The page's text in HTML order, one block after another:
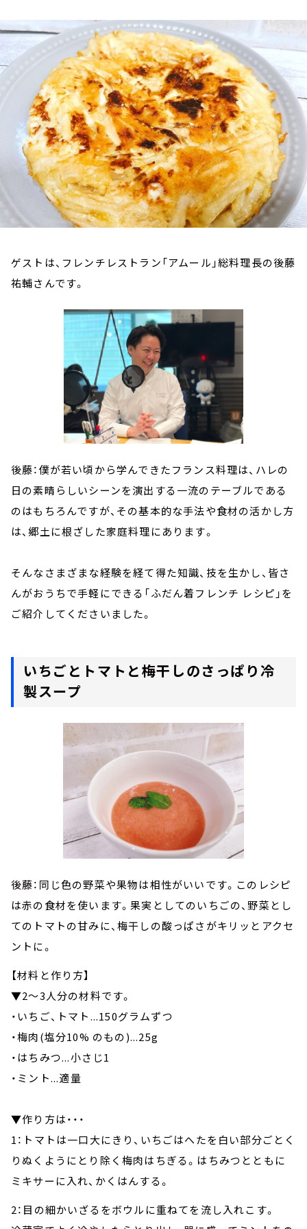
イベント・グッズ
YouTube
会社情報
ゲストは、フレンチレストラン「アムール」総料理長の後藤
祐輔さんです。
後藤：僕が若い頃から学んできたフランス料理は、ハレの
日の素晴らしいシーンを演出する一流のテーブルである
のはもちろんですが、その基本的な手法や食材の活かし方
は、郷土に根ざした家庭料理にあります。
そんなさまざまな経験を経て得た知識、技を生かし、皆さ
んがおうちで手軽にできる「ふだん着フレンチ レシピ」を
ご紹介してくださいました。
いちごとトマトと梅干しのさっぱり冷
製スープ
後藤：同じ色の野菜や果物は相性がいいです。このレシピ
は赤の食材を使います。果実としてのいちごの、野菜とし
てのトマトの甘みに、梅干しの酸っぱさがキリッとアクセ
ントに。
【材料と作り方】
▼2～3人分の材料です。
・いちご、トマト...150グラムずつ
・梅肉(塩分10% のもの)...25g
・はちみつ...小さじ1
・ミント...適量
▼作り方は・・・
1：トマトは一口大にきり、いちごはへたを白い部分ごとく
りぬくようにとり除く梅肉はちぎる。はちみつとともに
ミキサーに入れ、かくはんする。
2：目の細かいざるをボウルに重ねてを流し入れこす。